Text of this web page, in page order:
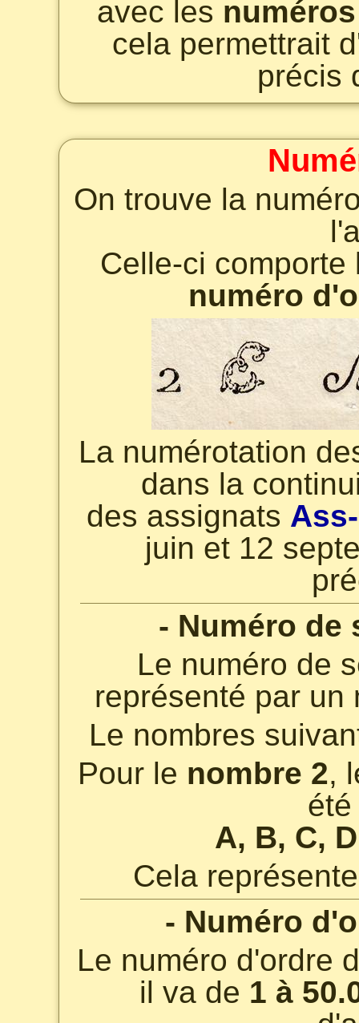
avec les
cela permettrait
précis
On trouve la
Celle-ci
numéro
La numérotation
dans la
des assignats
juin et 12
- Numéro de
Le numéro de
représenté par un
Le nombres
Pour le nombre 2,
A, B, C,
Cela
- Numéro
Le numéro d'ordre
il va de 1 à